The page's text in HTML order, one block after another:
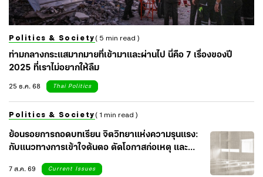
Politics & Society ( 5 min read )
ท่ามกลางกระแสมากมายที่เข้ามาและผ่านไป นี่คือ 7 เรื่องของปี
2025 ที่เราไม่อยากให้ลืม
25 ธ.ค. 68
Thai Politics
Politics & Society ( 1 min read )
ย้อนรอยการถอดบทเรียน จิตวิทยาแห่งความรุนแรง:
กับแนวทางการเข้าใจต้นตอ ตัดโอกาสก่อเหตุ และ
เยียวยาจิตใจสังคม
7 ส.ค. 69 Current Issues